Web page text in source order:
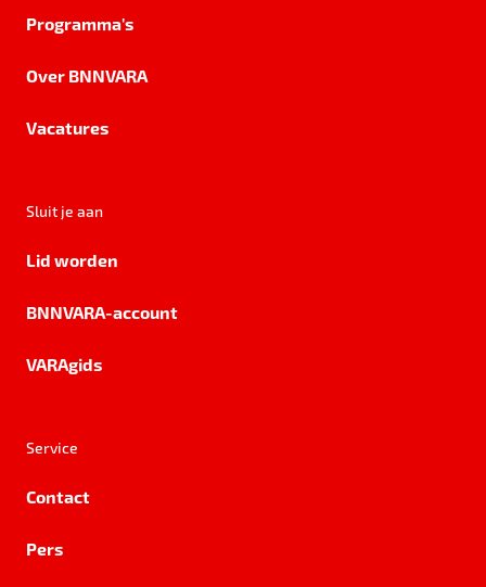
Programma's
Over BNNVARA
Vacatures
Sluit je aan
Lid worden
BNNVARA-account
VARAgids
Service
Contact
Pers